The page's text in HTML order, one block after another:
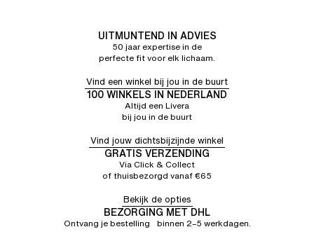
UITMUNTEND IN ADVIES
50 jaar expertise in de
perfecte fit voor elk lichaam.
Vind een winkel bij jou in de buurt
100 WINKELS IN NEDERLAND
Altijd een Livera
bij jou in de buurt
Vind jouw dichtsbijzijnde winkel
GRATIS VERZENDING
Via Click & Collect
of thuisbezorgd vanaf €65
Bekijk de opties
BEZORGING MET DHL
Ontvang je bestelling binnen 2–5 werkdagen.